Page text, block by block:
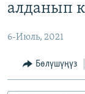
ЭКОНОМИКА
МАДАНИЯТ
БОРБОР АЗИЯ
АТАЙЫН
ТВ
алданып
6-Июль, 2021
Бөлүшүңүз